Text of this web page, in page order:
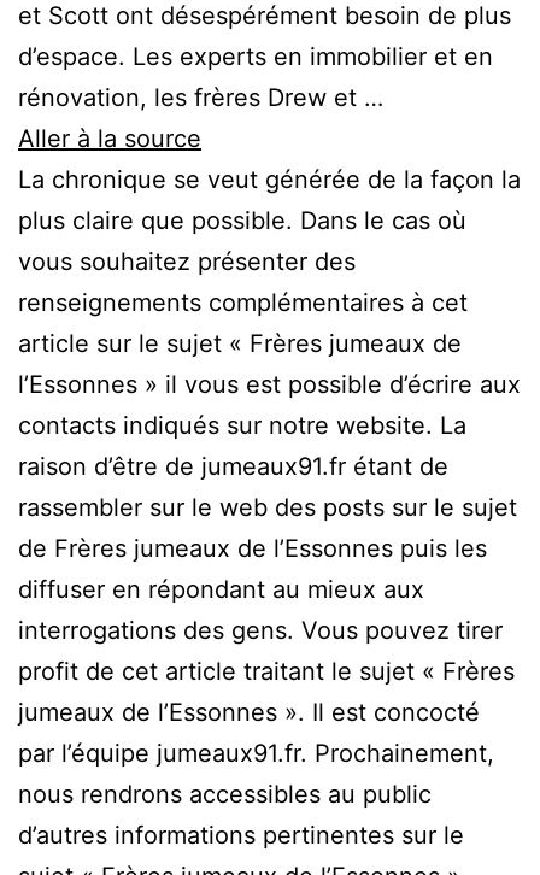
et Scott ont désespérément besoin de plus
d’espace. Les experts en immobilier et en
rénovation, les frères Drew et …
Aller à la source
La chronique se veut générée de la façon la
plus claire que possible. Dans le cas où
vous souhaitez présenter des
renseignements complémentaires à cet
article sur le sujet « Frères jumeaux de
l’Essonnes » il vous est possible d’écrire aux
contacts indiqués sur notre website. La
raison d’être de jumeaux91.fr étant de
rassembler sur le web des posts sur le sujet
de Frères jumeaux de l’Essonnes puis les
diffuser en répondant au mieux aux
interrogations des gens. Vous pouvez tirer
profit de cet article traitant le sujet « Frères
jumeaux de l’Essonnes ». Il est concocté
par l’équipe jumeaux91.fr. Prochainement,
nous rendrons accessibles au public
d’autres informations pertinentes sur le